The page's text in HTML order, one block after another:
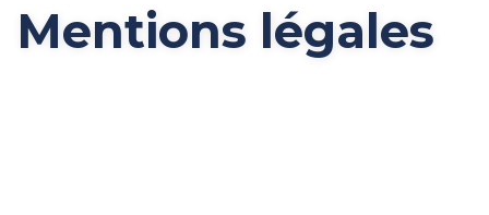
Mentions légales